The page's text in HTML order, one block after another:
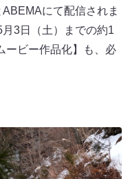
にて配信されま
3日（土）までの約1
ービー作品化】も、必